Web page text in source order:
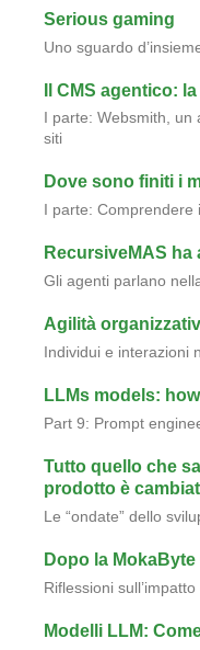
Serious gaming
Uno sguardo
Il CMS agentico:
I parte: Websmith,
siti
Dove sono finiti i
I parte: Comprendere
RecursiveMAS ha
Gli agenti parlano
Agilità
Individui e interazioni
LLMs models:
Part 9: Prompt
Tutto quello che
prodotto è
Le “ondate” dello
Dopo la
Riflessioni sull’impatto
Modelli LLM: